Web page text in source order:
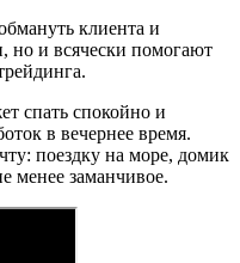
клиента и
но и всячески помогают
спать спокойно и
в вечернее время.
поездку на море, домик
менее заманчивое.